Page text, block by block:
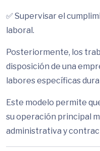
✅ Supervisar el
laboral.
Posteriormente, los
disposición de una
labores específicas
Este modelo permite
su operación principal
administrativa y